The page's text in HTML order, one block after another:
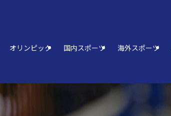
オリンピック 国内スポーツ 海外スポーツ